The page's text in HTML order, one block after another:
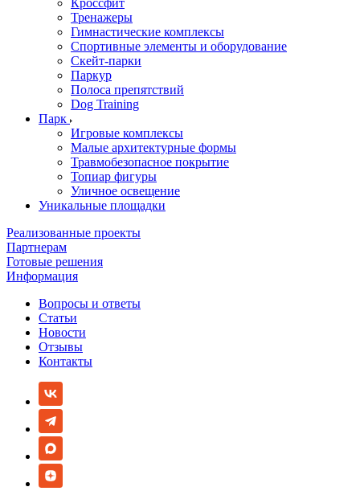
Кроссфит
Тренажеры
Гимнастические комплексы
Спортивные элементы и оборудование
Скейт-парки
Паркур
Полоса препятствий
Dog Training
Парк
Игровые комплексы
Малые архитектурные формы
Травмобезопасное покрытие
Топиар фигуры
Уличное освещение
Уникальные площадки
Реализованные проекты
Партнерам
Готовые решения
Информация
Вопросы и ответы
Статьи
Новости
Отзывы
Контакты